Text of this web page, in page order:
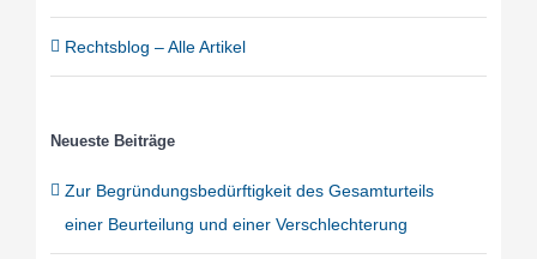
Rechts­blog – Alle Arti­kel
Neu­es­te Bei­trä­ge
Zur Begrün­dungs­be­dürf­tig­keit des Gesamt­ur­teils
einer Beur­tei­lung und einer Ver­schlech­te­rung